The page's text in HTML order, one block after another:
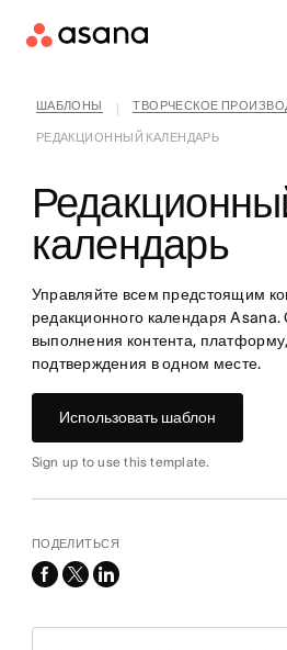
ШАБЛОНЫ ТВОРЧЕСКОЕ
РЕДАКЦИОННЫЙ КАЛЕНДАРЬ
календарь
Управляйте всем предстоящим
редакционного календаря Asana.
выполнения контента, платформу,
подтверждения в одном месте.
Использовать шаблон
Sign up to use this template.
ПОДЕЛИТЬСЯ
facebook
x-
linkedin